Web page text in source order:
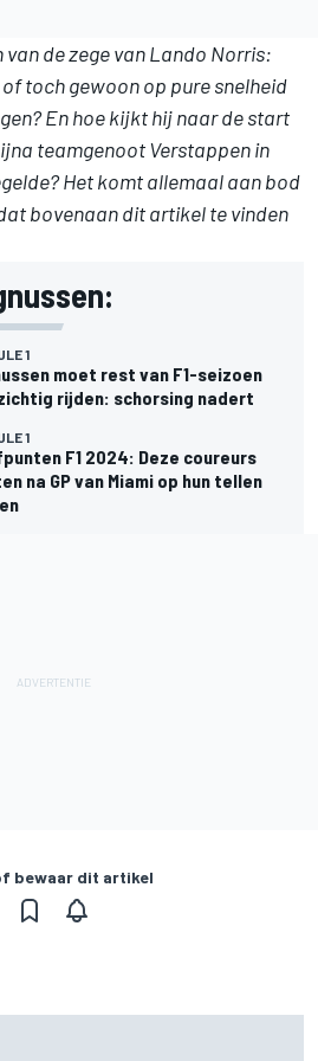
de zege vanLando Norris:
toch gewoon op pure snelheid
En hoe kijkt hij naar de start
teamgenoot Verstappen in
Het komt allemaal aan bod
bovenaan dit artikel te vinden
1
moet rest van F1-seizoen
rijden: schorsing nadert
1
F1 2024: Deze coureurs
na GP van Miami op hun tellen
bewaar dit artikel